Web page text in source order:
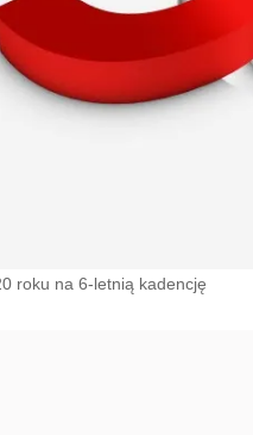
roku na 6-letnią kadencję